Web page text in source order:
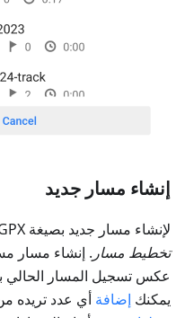
إنشاء مسار جديد
لإنشاء مسار جديد بصيغة GPX، استخدم الوظيفة الرئيسية لأداة
تخطيط مسار . إنشاء مسار
عكس تسجيل المسار الحالي
يمكنك إضافة أي عدد تريده